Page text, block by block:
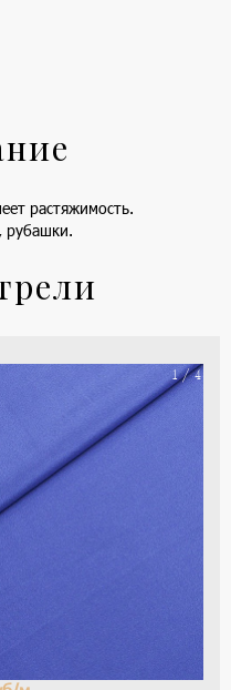
растяжимость.
рубашки.
1 / 4